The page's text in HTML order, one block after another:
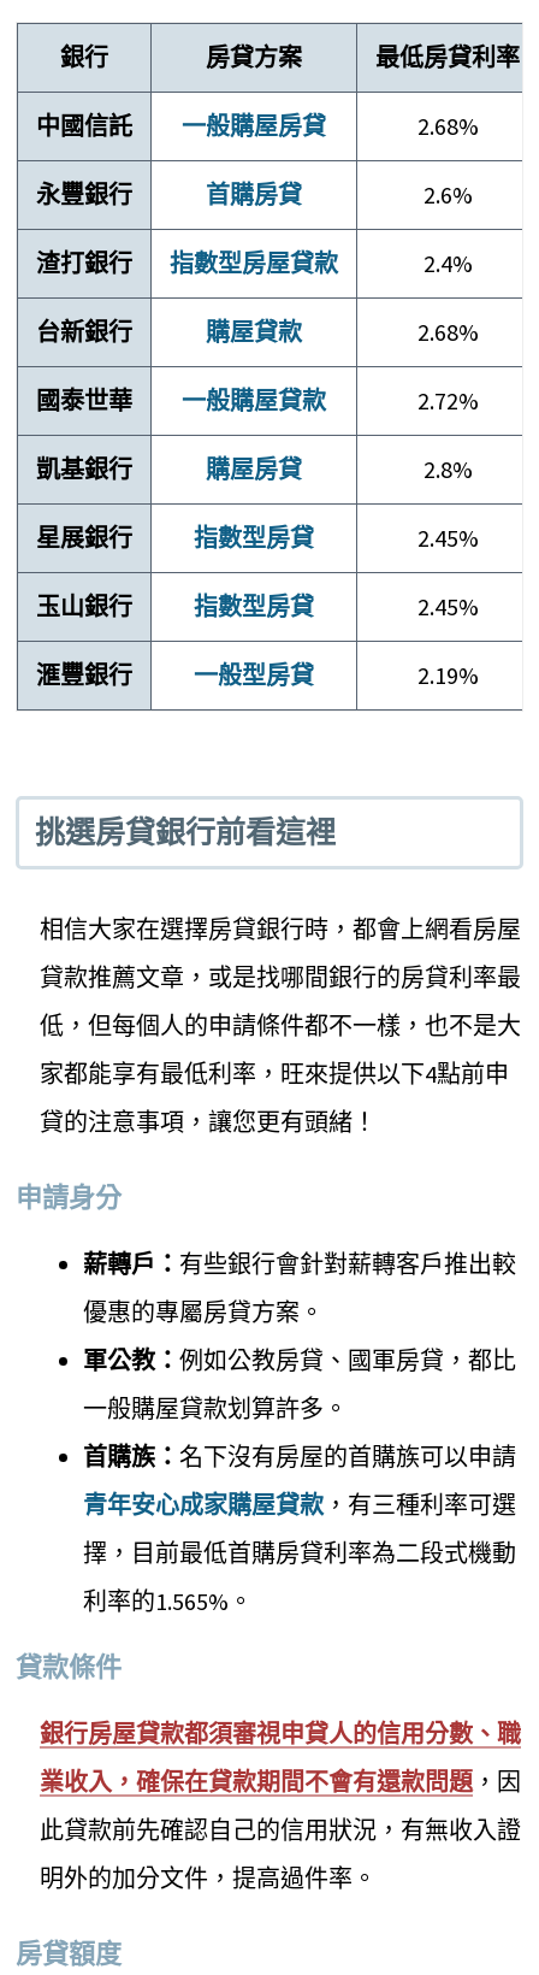
銀行 房貸方案 最低房貸利率
中國信託 一般購屋房貸 2.68%
永豐銀行 首購房貸 2.6%
渣打銀行 指數型房屋貸款 2.4%
台新銀行 購屋貸款 2.68%
國泰世華 一般購屋貸款 2.72%
凱基銀行 購屋房貸 2.8%
星展銀行 指數型房貸 2.45%
玉山銀行 指數型房貸 2.45%
滙豐銀行 一般型房貸 2.19%
挑選房貸銀行前看這裡
相信大家在選擇房貸銀行時，都會上網看房屋
貸款推薦文章，或是找哪間銀行的房貸利率最
低，但每個人的申請條件都不一樣，也不是大
家都能享有最低利率，旺來提供以下4點前申
貸的注意事項，讓您更有頭緒！
申請身分
薪轉戶： 有些銀行會針對薪轉客戶推出較
優惠的專屬房貸方案。
軍公教：例如公教房貸、國軍房貸，都比
一般購屋貸款划算許多。
首購族： 名下沒有房屋的首購族可以申請
青年安心成家購屋貸款，有三種利率可選
擇，目前最低首購房貸利率為二段式機動
利率的1.565%。
貸款條件
銀行房屋貸款都須審視申貸人的信用分數、職
業收入，確保在貸款期間不會有還款問題，因
此貸款前先確認自己的信用狀況，有無收入證
明外的加分文件，提高過件率。
房貸額度